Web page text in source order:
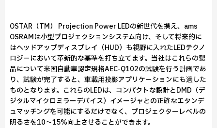
OSTAR（TM） Projection Power LEDの新世代を携え、ams
OSRAMは小型プロジェクションシステム向け、そして将来的に
はヘッドアップディスプレイ（HUD）も視野に入れたLEDテクノ
ロジーにおいて革新的な基準を打ち立てます。当社はこれらの製
品について米国自動車認定規格AEC-Q102の試験を行う計画であ
り、試験が完了すると、車載用投影アプリケーションにも適した
ものとなります。これらのLEDは、コンパクトな設計とDMD（デ
ジタルマイクロミラーデバイス）イメージャとの正確なエタンデ
ュマッチングを可能にするだけでなく、プロジェクターレベルの
明るさを10～15%向上させることができます。